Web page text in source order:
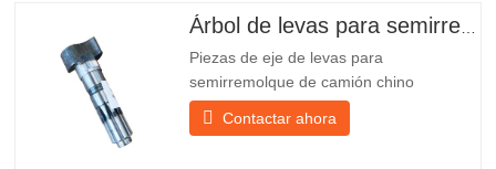
Piezas de eje de levas para
semirremolque de camión chino
PO218971, muy vendidas Presupuesto
Producto Repuestos para remolques
Contactar ahora